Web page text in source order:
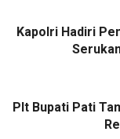
Kapolri Hadiri
Plt Bupati Pati